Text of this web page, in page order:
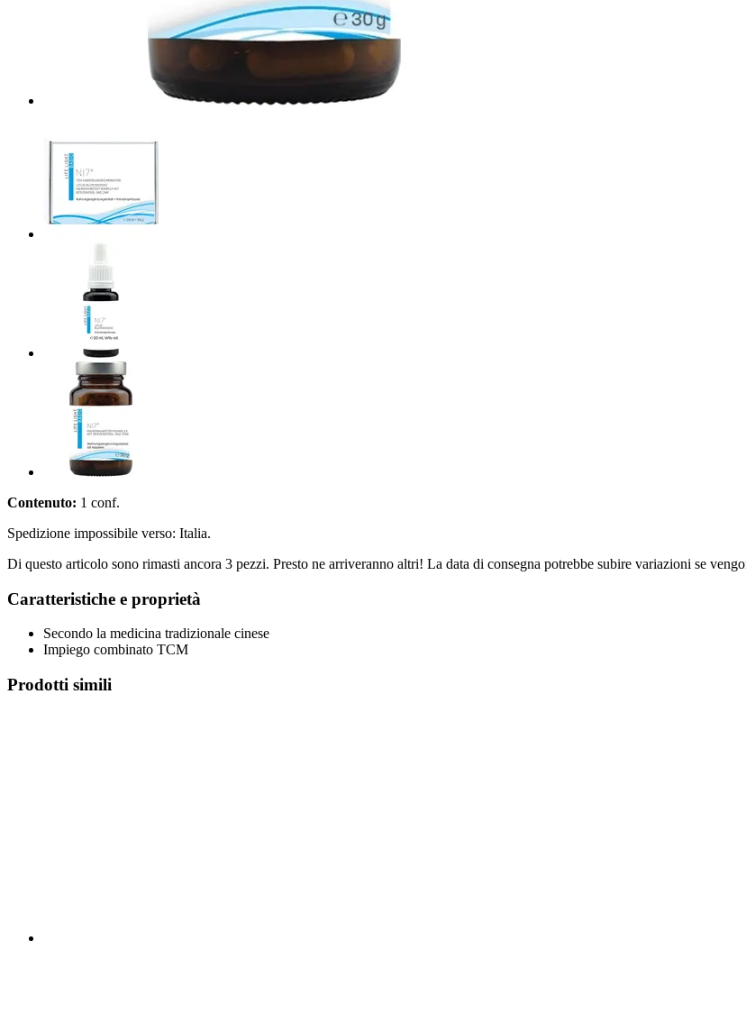
Contenuto: 1 conf.
Spedizione impossibile verso: Italia.
Di questo articolo sono rimasti ancora 3 pezzi. Presto ne arriveranno altri! La data di consegna potrebbe subire variazioni se
Caratteristiche e proprietà
Secondo la medicina tradizionale cinese
Impiego combinato TCM
Prodotti simili